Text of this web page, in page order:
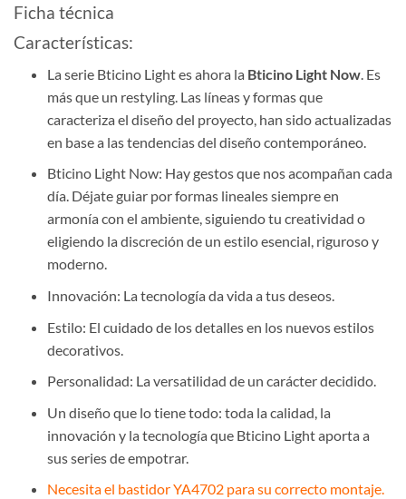
Ficha técnica
Características:
La serie Bticino Light es ahora la Bticino Light Now. Es
más que un restyling. Las líneas y formas que
caracteriza el diseño del proyecto, han sido actualizadas
en base a las tendencias del diseño contemporáneo.
Bticino Light Now: Hay gestos que nos acompañan cada
día. Déjate guiar por formas lineales siempre en
armonía con el ambiente, siguiendo tu creatividad o
eligiendo la discreción de un estilo esencial, riguroso y
moderno.
Innovación: La tecnología da vida a tus deseos.
Estilo: El cuidado de los detalles en los nuevos estilos
decorativos.
Personalidad: La versatilidad de un carácter decidido.
Un diseño que lo tiene todo: toda la calidad, la
innovación y la tecnología que Bticino Light aporta a
sus series de empotrar.
Necesita el bastidor YA4702 para su correcto montaje.